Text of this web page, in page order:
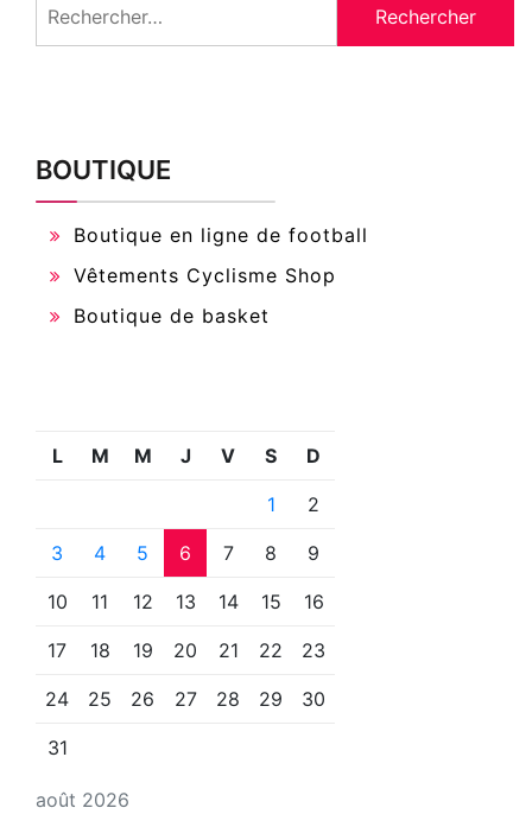
BOUTIQUE
Boutique en ligne de football
Vêtements Cyclisme Shop
Boutique de basket
août 2026
L M M J V S D
1 2
3 4 5 6 7 8 9
10 11 12 13 14 15 16
17 18 19 20 21 22 23
24 25 26 27 28 29 30
31